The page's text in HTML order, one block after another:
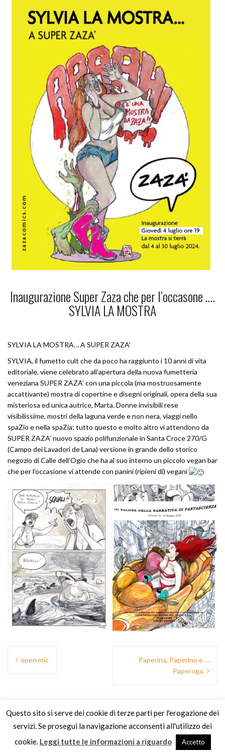
Inaugurazione Super Zaza che per l’occasone ….
SYLVIA LA MOSTRA
SYLVIA LA MOSTRA… A SUPER ZAZA’
SYLVIA, il fumetto cult che da poco ha raggiunto i 10 anni di vita
editoriale, viene celebrato all’apertura della nuova fumetteria
veneziana SUPER ZAZA’ con una piccola (ma mostruosamente
accattivante) mostra di copertine e disegni originali, opera della sua
misteriosa ed unica autrice, Marta. Donne invisibili rese
visibilissime, mostri della laguna verde e non nera, viaggi nello
spaZio e nella spaZia; tutto questo e molto altro vi attendono da
SUPER ZAZA’ nuovo spazio polifunzionale in Santa Croce 270/G
(Campo dei Lavadori de Lana) versione in grande dello storico
negozio di Calle dell’Ogio che ha al suo interno un piccolo vegan bar
che per l’occasione vi attende con panini (ripieni di) vegani
Navigazione
articoli
open mic
Paperina, Paperino e …
Paperoga.
Funziona grazie a WordPress|Tema:Oriaby JustFreeThemes.
Questo sito si serve dei cookie di terze parti per l'erogazione dei
servizi. Se prosegui la navigazione acconsenti all'utilizzo dei
cookie. Leggi tutte le informazioni a riguardo Accetto